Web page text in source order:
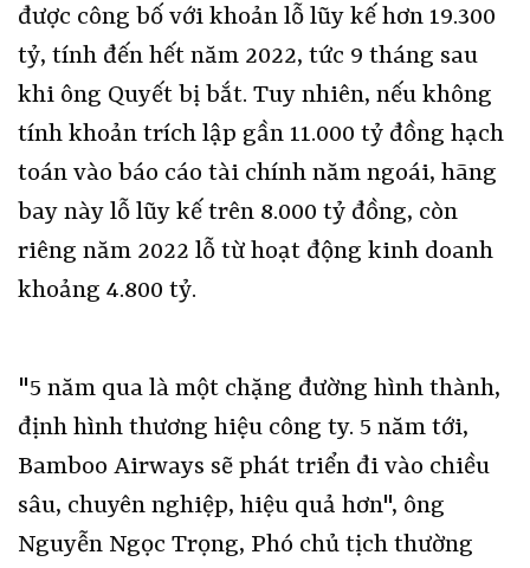
được công bố với khoản lỗ lũy kế hơn 19.300
tỷ, tính đến hết năm 2022, tức 9 tháng sau
khi ông Quyết bị bắt. Tuy nhiên, nếu không
tính khoản trích lập gần 11.000 tỷ đồng hạch
toán vào báo cáo tài chính năm ngoái, hãng
bay này lỗ lũy kế trên 8.000 tỷ đồng, còn
riêng năm 2022 lỗ từ hoạt động kinh doanh
khoảng 4.800 tỷ.
"5 năm qua là một chặng đường hình thành,
định hình thương hiệu công ty. 5 năm tới,
Bamboo Airways sẽ phát triển đi vào chiều
sâu, chuyên nghiệp, hiệu quả hơn", ông
Nguyễn Ngọc Trọng, Phó chủ tịch thường